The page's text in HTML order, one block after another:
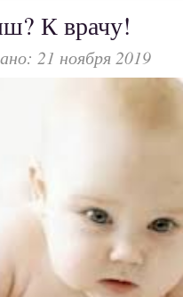
К врачу!
21 ноября 2019